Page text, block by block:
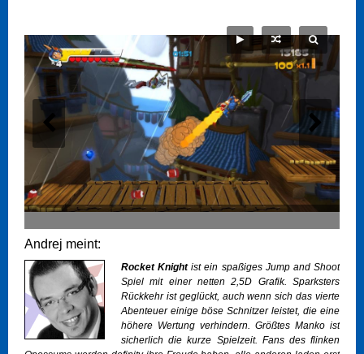
Andrej meint:
Rocket Knightist ein spaßiges Jump and Shoot
Spiel mit einer netten 2,5D Grafik. Sparksters
Rückkehr ist geglückt, auch wenn sich das vierte
Abenteuer einige böse Schnitzer leistet, die eine
höhere Wertung verhindern. Größtes Manko ist
sicherlich die kurze Spielzeit. Fans des flinken